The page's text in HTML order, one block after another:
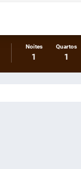
Noites
1
Quartos
1